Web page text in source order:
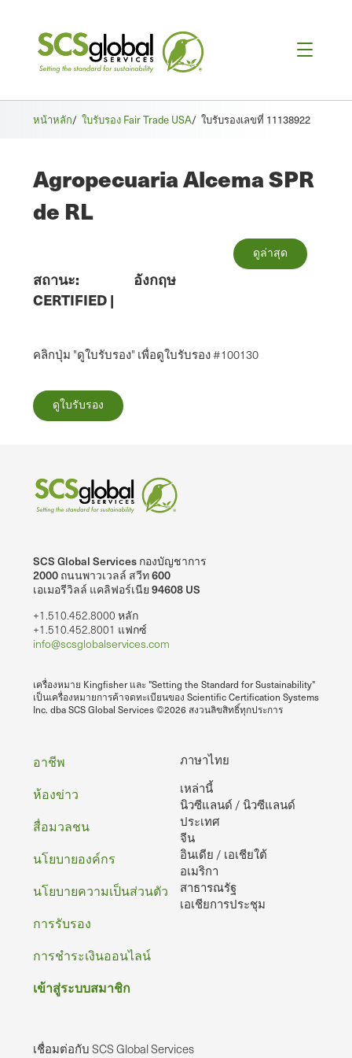
หน้าหลัก/ ใบรับรอง Fair Trade USA/ ใบรับรองเลขที่ 11138922
Agropecuaria Alcema SPR
de RL
ดูล่าสุด
สถานะ:
CERTIFIED|
อังกฤษ
คลิกปุ่ม "ดูใบรับรอง" เพื่อดูใบรับรอง #100130
ดูใบรับรอง
SCS Global Services กองบัญชาการ
2000 ถนนพาวเวลล์ สวีท 600
เอเมอรีวิลล์ แคลิฟอร์เนีย 94608 US
+1.510.452.8000 หลัก
+1.510.452.8001 แฟกซ์
info@scsglobalservices.com
เครื่องหมาย Kingfisher และ "Setting the Standard for Sustainability"
เป็นเครื่องหมายการค้าจดทะเบียนของ Scientific Certification Systems
Inc. dba SCS Global Services ©2026 สงวนลิขสิทธิ์ทุกประการ
ภาษาไทย
เหล่านี้
นิวซีแลนด์ / นิวซีแลนด์
ประเทศ
จีน
อินเดีย / เอเชียใต้
อเมริกา
สาธารณรัฐ
เอเชียการประชุม
ท้าย
กระดาษ
อาชีพ
ห้องข่าว
สื่อมวลชน
นโยบายองค์กร
นโยบายความเป็นส่วนตัว
การรับรอง
การชําระเงินออนไลน์
เข้าสู่ระบบสมาชิก
เชื่อมต่อกับ SCS Global Services